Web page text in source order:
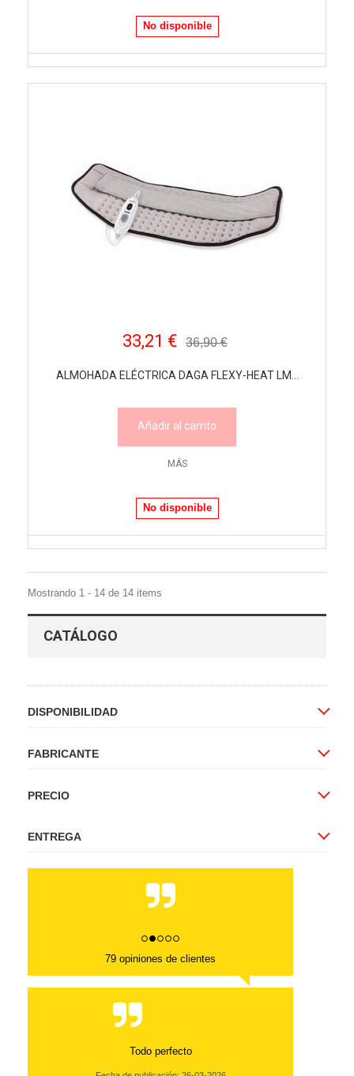
No disponible
33,21 € 36,90 €
ALMOHADA ELÉCTRICA DAGA FLEXY-HEAT LM...
Añadir al carrito
MÁS
No disponible
Mostrando 1 - 14 de 14 items
CATÁLOGO
DISPONIBILIDAD
FABRICANTE
PRECIO
ENTREGA
79 opiniones de clientes
Todo perfecto